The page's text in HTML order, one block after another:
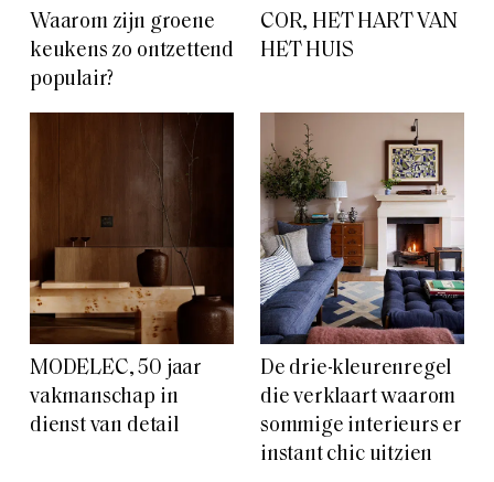
Waarom zijn groene
keukens zo ontzettend
populair?
COR, HET HART VAN
HET HUIS
MODELEC, 50 jaar
vakmanschap in
dienst van detail
De drie-kleurenregel
die verklaart waarom
sommige interieurs er
instant chic uitzien